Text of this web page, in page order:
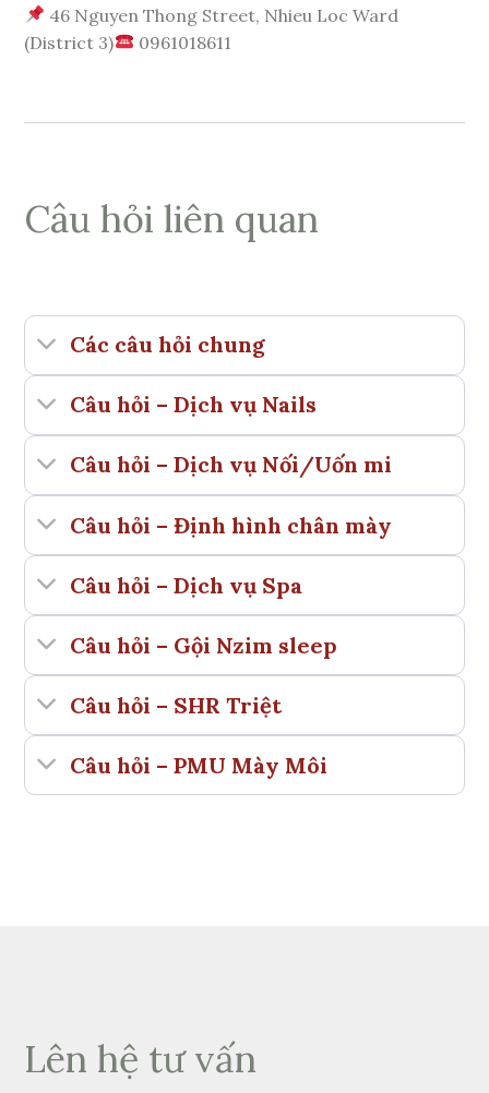
46 Nguyen Thong Street, Nhieu Loc Ward
(District 3)
0961018611
Câu hỏi liên quan
Các câu hỏi chung
Câu hỏi – Dịch vụ Nails
Câu hỏi – Dịch vụ Nối/Uốn mi
Câu hỏi – Định hình chân mày
Câu hỏi – Dịch vụ Spa
Câu hỏi – Gội Nzim sleep
Câu hỏi – SHR Triệt
Câu hỏi – PMU Mày Môi
Lên hệ tư vấn